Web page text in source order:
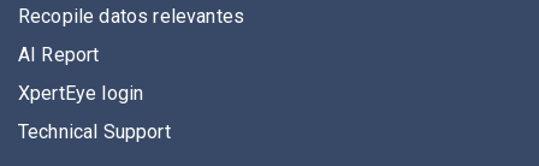
Recopile datos relevantes
AI Report
XpertEye login
Technical Support